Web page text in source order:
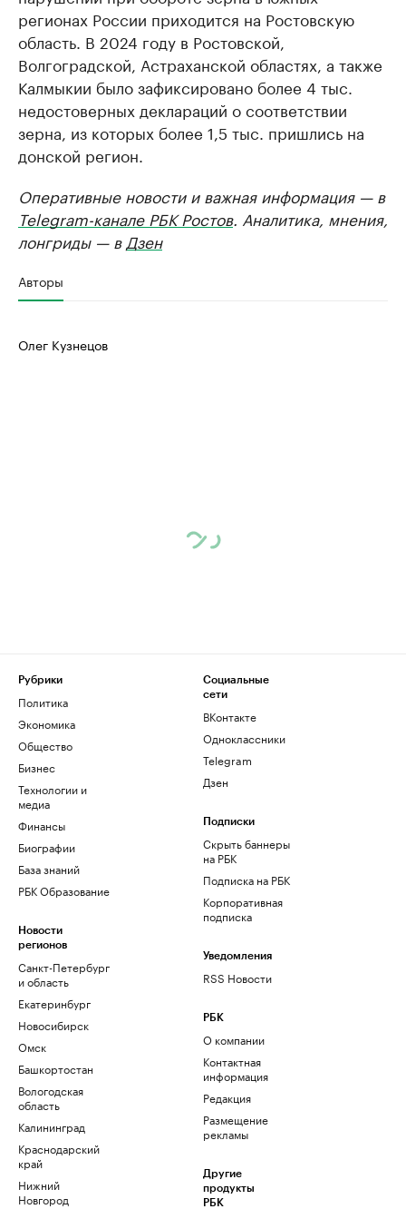
регионах России приходится на Ростовскую
область. В 2024 году в Ростовской,
Волгоградской, Астраханской областях, а также
Калмыкии было зафиксировано более 4 тыс.
недостоверных деклараций о соответствии
зерна, из которых более 1,5 тыс. пришлись на
донской регион.
Оперативные новости и важная информация — в
Telegram-канале РБК Ростов. Аналитика, мнения,
лонгриды — в Дзен
Авторы
Олег Кузнецов
Рубрики
Политика
Экономика
Общество
Бизнес
Технологии и
медиа
Финансы
Биографии
База знаний
РБК Образование
Новости
регионов
Санкт-Петербург
и область
Екатеринбург
Новосибирск
Омск
Башкортостан
Вологодская
область
Калининград
Краснодарский
край
Нижний
Новгород
Социальные
сети
ВКонтакте
Одноклассники
Telegram
Дзен
Подписки
Скрыть баннеры
на РБК
Подписка на РБК
Корпоративная
подписка
Уведомления
RSS Новости
РБК
О компании
Контактная
информация
Редакция
Размещение
рекламы
Другие
продукты
РБК